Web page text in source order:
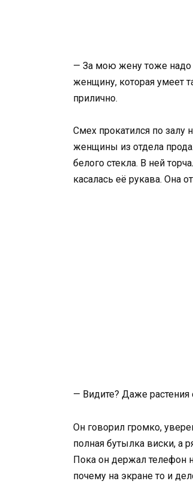
— За мою жену тоже надо
женщину, которая умеет
прилично.
Смех прокатился по залу
женщины из отдела
белого стекла. В ней
касалась её рукава. Она
— Видите? Даже растения
Он говорил громко,
полная бутылка виски, а
Пока он держал телефон
почему на экране то и